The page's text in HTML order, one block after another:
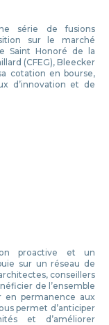
série de fusions
sur le marché
Saint Honoré de la
(CFEG), Bleecker
cotation en bourse,
d’innovation et de
proactive et un
sur un réseau de
conseillers
de l’ensemble
en permanence aux
permet d’anticiper
et d’améliorer